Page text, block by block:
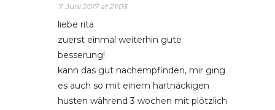
7. Juni 2017 at 21:03
liebe rita
zuerst einmal weiterhin gute
besserung!
kann das gut nachempfinden, mir ging
es auch so mit einem hartnäckigen
husten während 3 wochen mit plötzlich